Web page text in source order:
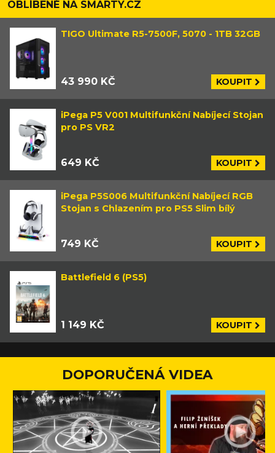
OBLÍBENÉ NA SMARTY.CZ
TIGO Ultimate R5-7500F, 5070 - 1TB 32GB
43 990 KČ KOUPIT
iPega P5 V001 Multifunkční Nabíjecí Stojan
pro PS VR2
649 KČ KOUPIT
iPega P5S006 Multifunkční Nabíjecí RGB
Stojan s Chlazením pro PS5 Slim bílý
749 KČ KOUPIT
Battlefield 6 (PS5)
1 149 KČ KOUPIT
DOPORUČENÁ VIDEA